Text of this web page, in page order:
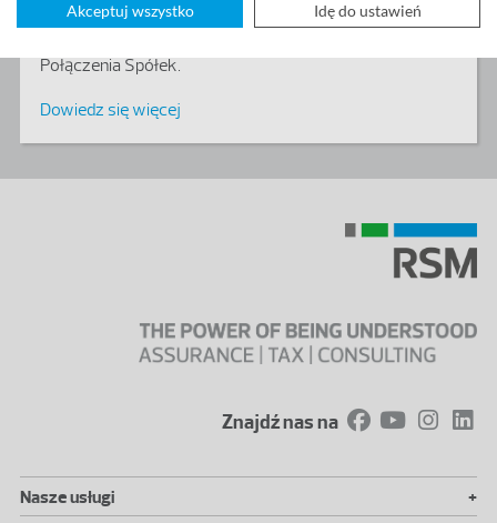
Zarządy w/w spółek wspólnie uzgodniły, sporządziły na
Połączenia Spółek.
Dowiedz się więcej
Znajdź nas na
Nasze usługi
+
Akceptuj wszystko Idę do ustawień